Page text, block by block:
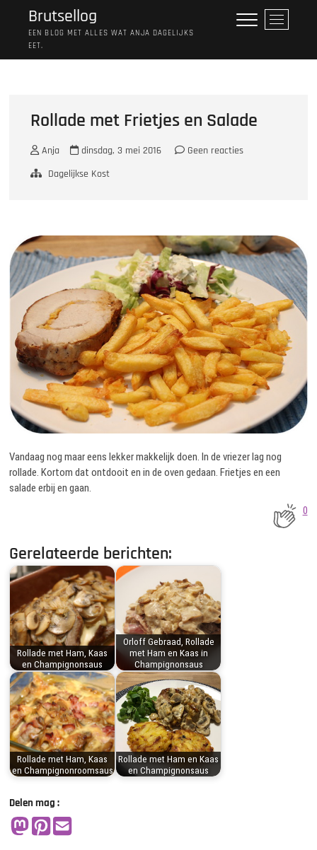
Brutsellog
EEN BLOG MET ALLES WAT ANJA DAGELIJKS
EET.
M
e
Rollade met Frietjes en Salade
Anja dinsdag, 3 mei 2016
Geen reacties
Dagelijkse Kost
Vandaag nog maar eens lekker makkelijk doen. In de vriezer lag nog
rollade. Kortom dat ontdooit en in de oven gedaan. Frietjes en een
salade erbij en gaan.
0
Gerelateerde berichten:
Rollade met Ham, Kaas
en Champignonsaus
Orloff Gebraad, Rollade
met Ham en Kaas in
Champignonsaus
Rollade met Ham, Kaas
en Champignonroomsaus
Rollade met Ham en Kaas
en Champignonsaus
Delen mag :